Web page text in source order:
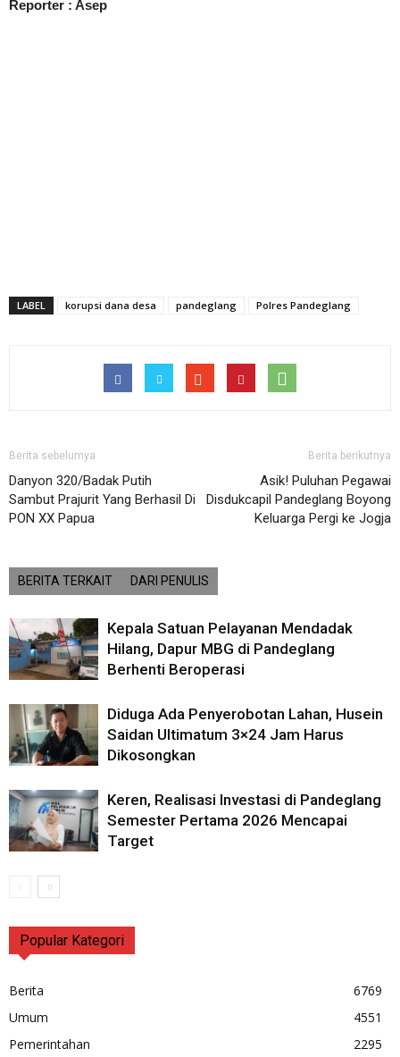
Reporter : Asep
LABEL korupsi dana desa pandeglang Polres Pandeglang
Berita sebelumya
Danyon 320/Badak Putih
Sambut Prajurit Yang Berhasil Di
PON XX Papua
Berita berikutnya
Asik! Puluhan Pegawai
Disdukcapil Pandeglang Boyong
Keluarga Pergi ke Jogja
BERITA TERKAIT DARI PENULIS
Kepala Satuan Pelayanan Mendadak
Hilang, Dapur MBG di Pandeglang
Berhenti Beroperasi
Diduga Ada Penyerobotan Lahan, Husein
Saidan Ultimatum 3×24 Jam Harus
Dikosongkan
Keren, Realisasi Investasi di Pandeglang
Semester Pertama 2026 Mencapai
Target
Popular Kategori
Berita
6769
Umum
4551
Pemerintahan
2295